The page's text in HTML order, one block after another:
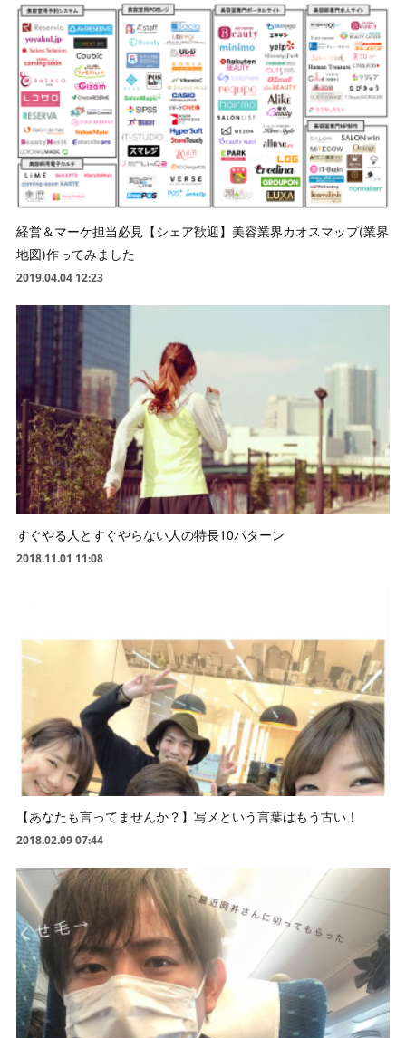
経営＆マーケ担当必見【シェア歓迎】美容業界カオスマップ(業界
地図)作ってみました
2019.04.04 12:23
すぐやる人とすぐやらない人の特長10パターン
2018.11.01 11:08
【あなたも言ってませんか？】写メという言葉はもう古い！
2018.02.09 07:44